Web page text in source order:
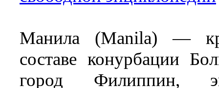
Манила (Manila) —
составе конурбации
город Филиппин,